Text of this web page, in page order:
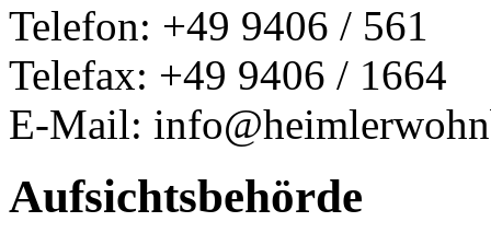
Telefon: +49 9406 / 561
Telefax: +49 9406 / 1664
E-Mail:
Aufsichtsbehörde